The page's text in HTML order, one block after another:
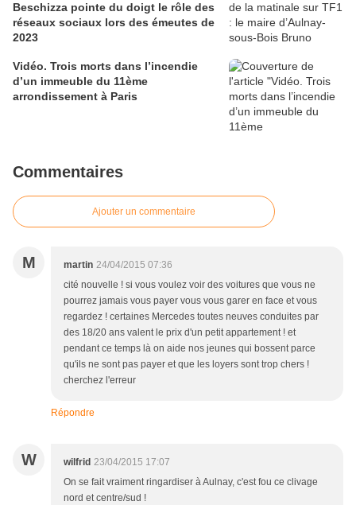
Beschizza pointe du doigt le rôle des
réseaux sociaux lors des émeutes de
2023
Vidéo. Trois morts dans l’incendie
d’un immeuble du 11ème
arrondissement à Paris
Commentaires
Ajouter un commentaire
M martin 24/04/2015 07:36
cité nouvelle ! si vous voulez voir des voitures que vous ne
pourrez jamais vous payer vous vous garer en face et vous
regardez ! certaines Mercedes toutes neuves conduites par
des 18/20 ans valent le prix d'un petit appartement ! et
pendant ce temps là on aide nos jeunes qui bossent parce
qu'ils ne sont pas payer et que les loyers sont trop chers !
cherchez l'erreur
Répondre
W wilfrid 23/04/2015 17:07
On se fait vraiment ringardiser à Aulnay, c'est fou ce clivage
nord et centre/sud !